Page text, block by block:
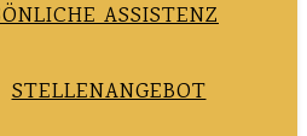
ASSISTENZ
STELLENANGEBOT